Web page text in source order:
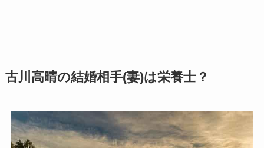
古川高晴の結婚相手(妻)は栄養士？